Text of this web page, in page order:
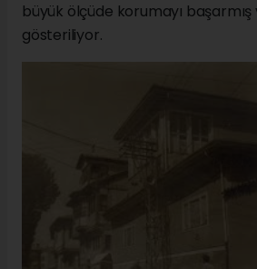
büyük ölçüde korumayı başarmış
gösteriliyor.